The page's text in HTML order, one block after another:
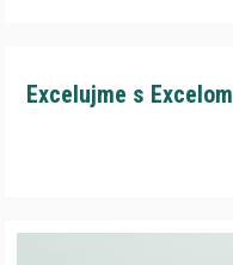
Excelujme s Excelom